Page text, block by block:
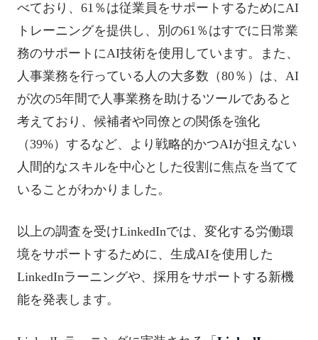
べており、61％は従業員をサポートするためにAI
トレーニングを提供し、別の61％はすでに日常業
務のサポートにAI技術を使用しています。また、
人事業務を行っている人の大多数（80％）は、AI
が次の5年間で人事業務を助けるツールであると
考えており、候補者や同僚との関係を強化
（39%）するなど、より戦略的かつAIが担えない
人間的なスキルを中心とした役割に焦点を当てて
いることがわかりました。
以上の調査を受けLinkedInでは、変化する労働環
境をサポートするために、生成AIを使用した
LinkedInラーニングや、採用をサポートする新機
能を発表します。